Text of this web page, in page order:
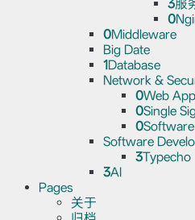
3服
0
0Middleware
Big Date
1Database
Network &
0Web
0Single
0
Software
3Typecho
3AI
Pages
关于